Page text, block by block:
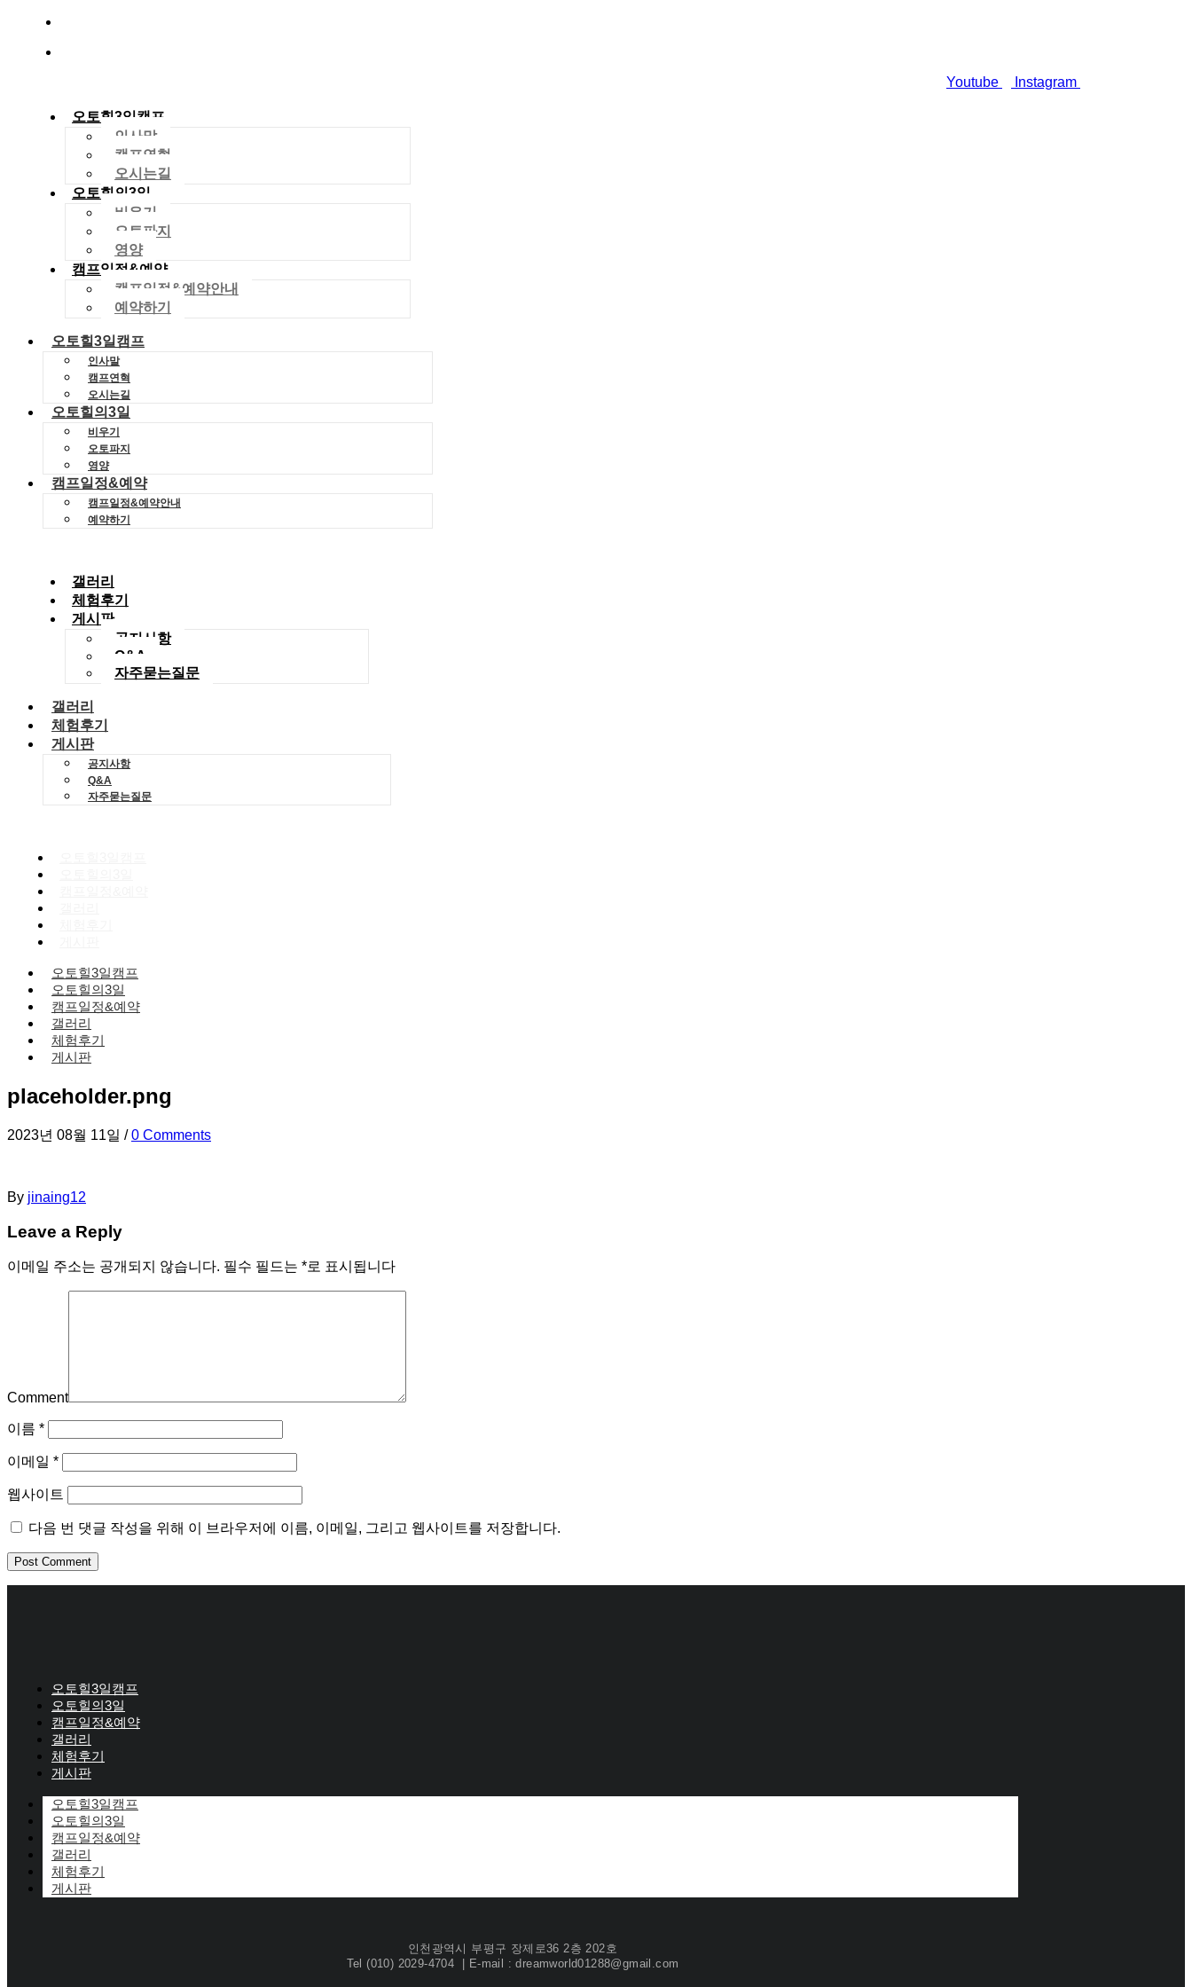
Youtube Instagram
오토힐3일캠프
인사말
캠프연혁
오시는길
오토힐의3일
비우기
오토파지
영양
캠프일정&예약
캠프일정&예약안내
예약하기
오토힐3일캠프
인사말
캠프연혁
오시는길
오토힐의3일
비우기
오토파지
영양
캠프일정&예약
캠프일정&예약안내
예약하기
갤러리
체험후기
게시판
공지사항
Q&A
자주묻는질문
갤러리
체험후기
게시판
공지사항
Q&A
자주묻는질문
오토힐3일캠프
오토힐의3일
캠프일정&예약
갤러리
체험후기
게시판
placeholder.png
2023년 08월 11일 / 0 Comments
By jinaing12
Leave a Reply
이메일 주소는 공개되지 않습니다. 필수 필드는 *로 표시됩니다
Comment
이름 *
이메일 *
웹사이트
다음 번 댓글 작성을 위해 이 브라우저에 이름, 이메일, 그리고 웹사이트를 저장합니다.
오토힐3일캠프
오토힐의3일
캠프일정&예약
갤러리
체험후기
게시판
오토힐3일캠프
오토힐의3일
캠프일정&예약
갤러리
체험후기
게시판
인천광역시 부평구 장제로36 2층 202호
Tel (010) 2029-4704 | E-mail : dreamworld01288@gmail.com